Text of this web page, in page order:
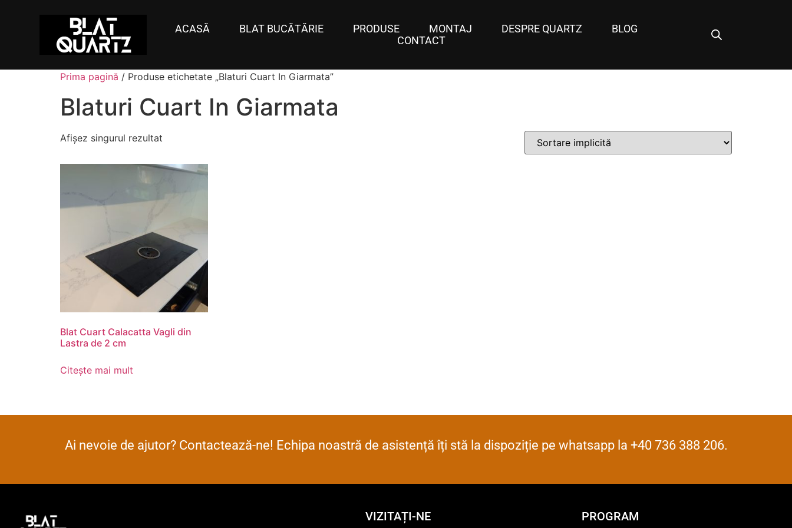
ACASĂ BLAT BUCĂTĂRIE PRODUSE MONTAJ DESPRE QUARTZ
BLOG
CONTACT
Prima pagină / Produse etichetate „Blaturi Cuart In Giarmata”
Blaturi Cuart In Giarmata
Afișez singurul rezultat
Blat Cuart Calacatta Vagli din
Lastra de 2 cm
Citește mai mult
Ai nevoie de ajutor? Contactează-ne! Echipa noastră de asistență îți stă la dispoziție pe whatsapp la +40 736 388 206.
VIZITAȚI-NE PROGRAM